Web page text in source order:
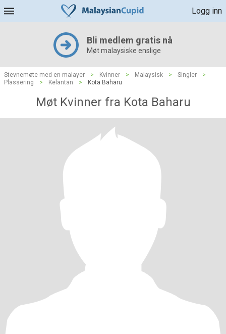
Logg inn
Bli medlem gratis nå
Møt malaysiske enslige
Stevnemøte med en malayer > Kvinner > Malaysisk > Singler
>
Plassering
> Kelantan > Kota Baharu
Møt Kvinner fra Kota Baharu